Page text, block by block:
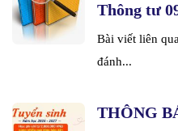
Thông tư
Bài viết liên
đánh...
THÔNG